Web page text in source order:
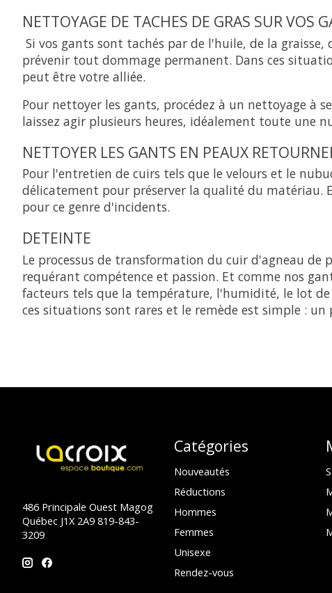
NETTOYAGE DE TACHES DE GRAS SUR VOS
Si vos gants sont tachés par de l'huile, de la
prévenir tout dommage permanent. Dans ces
peut être votre alliée.
Pour nettoyer les gants, procédez à un nettoyage à
laissez agir plusieurs heures, idéalement toute une
NETTOYER LES GANTS EN PEAUX
Pour l'entretien de cuirs tels que le velours et le
délicatement pour préserver la qualité du matériau.
pour ce genre d'incidents.
DETEINTE
Le processus de transformation du cuir d'agneau de
requérant compétence et passion. Et comme nos
facteurs tels que la température, l'humidité, le lot
ces situations sont rares et le remède est simple :
486 Principale Ouest Magog
Québec J1X 2A9 819-843-
3209
Catégories
Nouveautés
Réductions
Hommes
Femmes
Unisexe
Rendez-vous